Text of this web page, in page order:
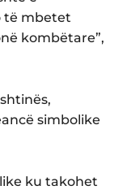
të mbetet
kombëtare”,
simbolike
ku takohet